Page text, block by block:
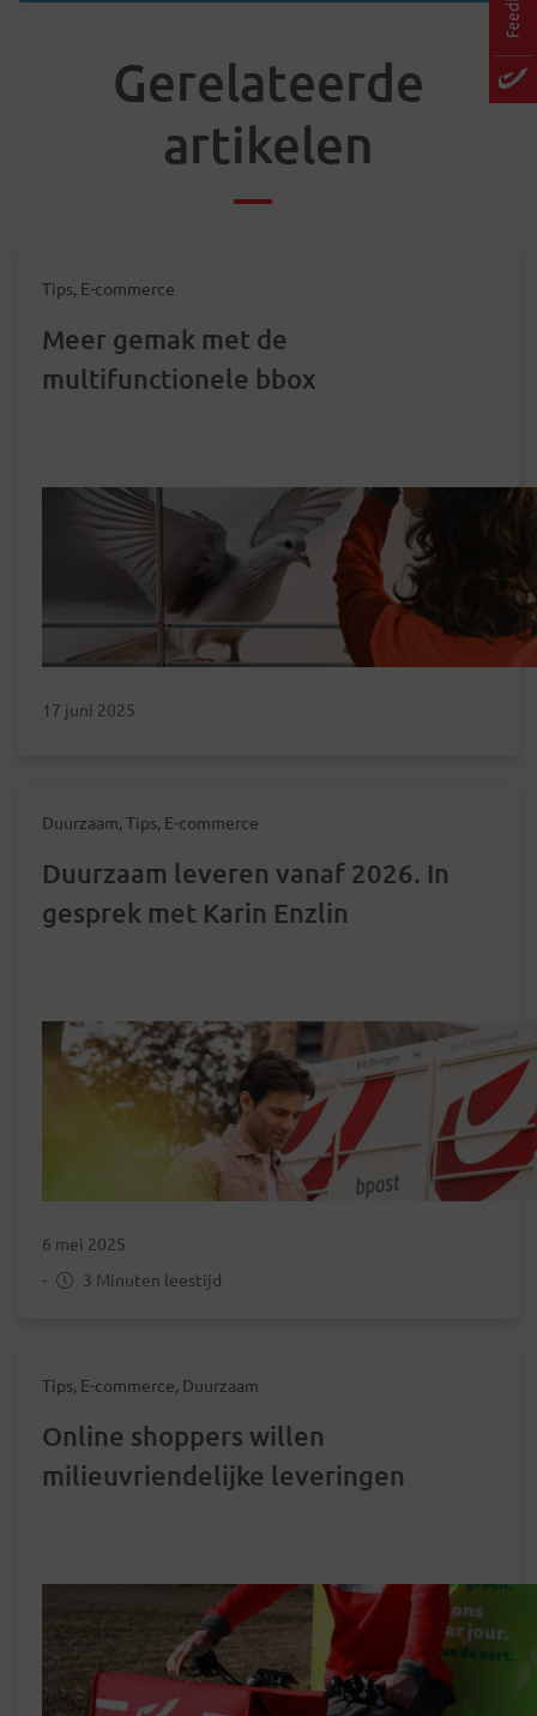
Gerelateerde
artikelen
Tips, E-commerce
Meer gemak met de
multifunctionele bbox
17 juni 2025
Duurzaam, Tips, E-commerce
Duurzaam leveren vanaf 2026. In
gesprek met Karin Enzlin
6 mei 2025
-
3 Minuten leestijd
Tips, E-commerce, Duurzaam
Online shoppers willen
milieuvriendelijke leveringen